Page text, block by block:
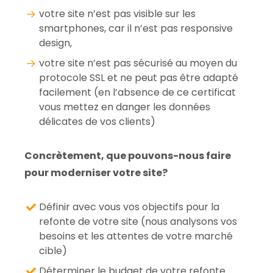
votre site n’est pas visible sur les
smartphones, car il n’est pas responsive
design,
votre site n’est pas sécurisé au moyen du
protocole SSL et ne peut pas être adapté
facilement (en l’absence de ce certificat
vous mettez en danger les données
délicates de vos clients)
Concrètement, que pouvons-nous faire
pour moderniser votre site?
Définir avec vous vos objectifs pour la
refonte de votre site (nous analysons vos
besoins et les attentes de votre marché
cible)